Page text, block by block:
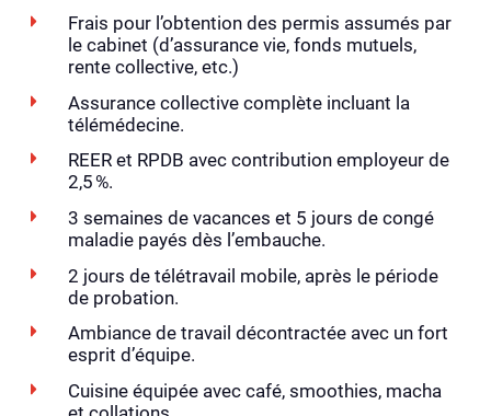
Frais pour l’obtention des permis assumés par
le cabinet (d’assurance vie, fonds mutuels,
rente collective, etc.)
Assurance collective complète incluant la
télémédecine.
REER et RPDB avec contribution employeur de
2,5 %.
3 semaines de vacances et 5 jours de congé
maladie payés dès l’embauche.
2 jours de télétravail mobile, après le période
de probation.
Ambiance de travail décontractée avec un fort
esprit d’équipe.
Cuisine équipée avec café, smoothies, macha